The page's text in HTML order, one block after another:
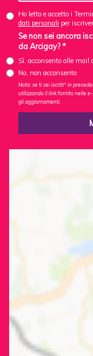
Ho letto e accetto i
dati personali per
Se non sei ancora
da Arcigay? *
Sì, acconsento alle mail
No, non acconsento
Nota: se ti sei iscritt* in
utilizzando il link fornito nelle
gli aggiornamenti.